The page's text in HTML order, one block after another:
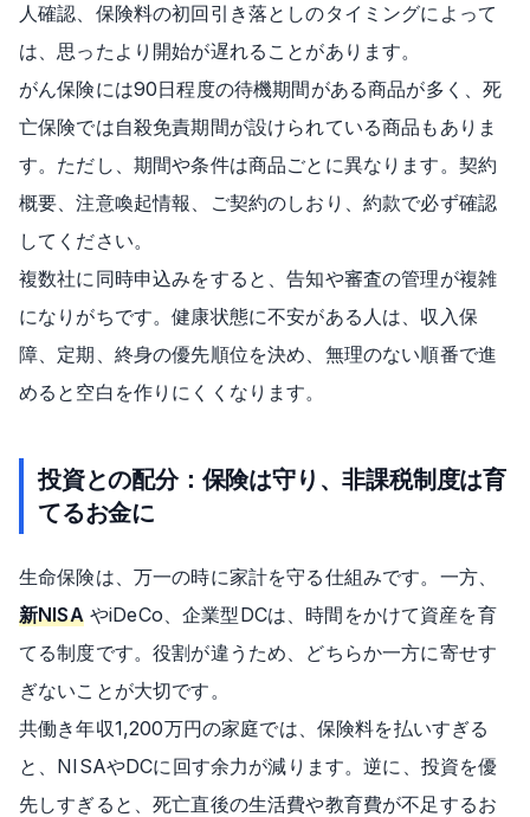
人確認、保険料の初回引き落としのタイミングによって
は、思ったより開始が遅れることがあります。
がん保険には90日程度の待機期間がある商品が多く、死
亡保険では自殺免責期間が設けられている商品もありま
す。ただし、期間や条件は商品ごとに異なります。契約
概要、注意喚起情報、ご契約のしおり、約款で必ず確認
してください。
複数社に同時申込みをすると、告知や審査の管理が複雑
になりがちです。健康状態に不安がある人は、収入保
障、定期、終身の優先順位を決め、無理のない順番で進
めると空白を作りにくくなります。
投資との配分：保険は守り、非課税制度は育
てるお金に
生命保険は、万一の時に家計を守る仕組みです。一方、
新NISAやiDeCo、企業型DCは、時間をかけて資産を育
てる制度です。役割が違うため、どちらか一方に寄せす
ぎないことが大切です。
共働き年収1,200万円の家庭では、保険料を払いすぎる
と、NISAやDCに回す余力が減ります。逆に、投資を優
先しすぎると、死亡直後の生活費や教育費が不足するお